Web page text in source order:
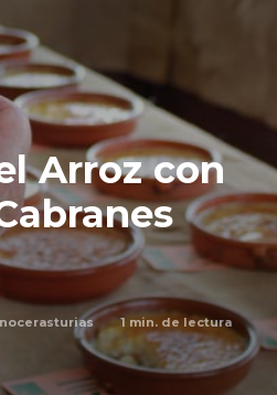
Arroz con
1 min. de lectura